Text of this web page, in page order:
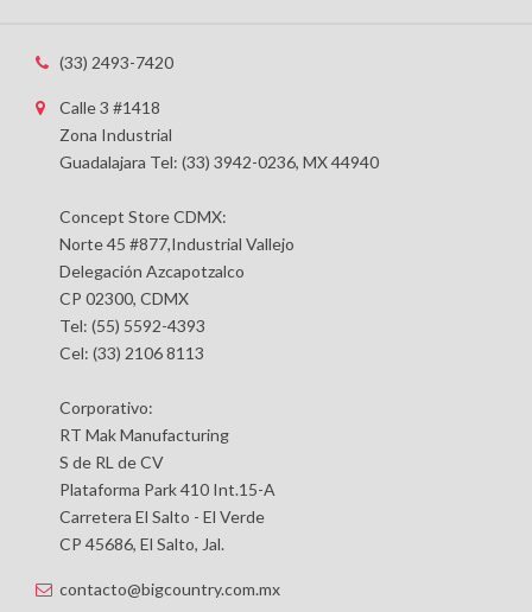
(33) 2493-7420
Calle 3 #1418
Zona Industrial
Guadalajara Tel: (33) 3942-0236, MX 44940
Concept Store CDMX:
Norte 45 #877,Industrial Vallejo
Delegación Azcapotzalco
CP 02300, CDMX
Tel: (55) 5592-4393
Cel: (33) 2106 8113
Corporativo:
RT Mak Manufacturing
S de RL de CV
Plataforma Park 410 Int.15-A
Carretera El Salto - El Verde
CP 45686, El Salto, Jal.
contacto@bigcountry.com.mx